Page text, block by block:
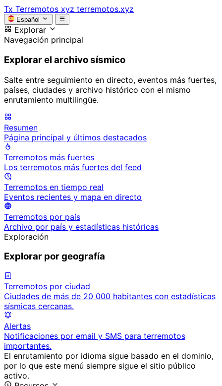
Tx Terremotos xyz terremotos.xyz
Español
Explorar
Navegación principal
Explorar el archivo sísmico
Salte entre seguimiento en directo, eventos más fuertes,
países, ciudades y archivo histórico con el mismo
enrutamiento multilingüe.
Resumen
Página principal y últimos destacados
Terremotos más fuertes
Los terremotos más fuertes del feed
Terremotos en tiempo real
Eventos recientes y mapa en directo
Terremotos por país
Archivo por país y estadísticas históricas
Exploración
Explorar por geografía
Terremotos por ciudad
Ciudades de más de 20 000 habitantes con estadísticas
sísmicas cercanas.
Alertas
Notificaciones por email y SMS para terremotos
importantes.
El enrutamiento por idioma sigue basado en el dominio,
por lo que este menú siempre sigue el sitio público
activo.